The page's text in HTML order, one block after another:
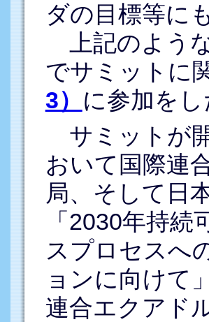
ダの目標等に
上記のよう
でサミットに
3） に参加を
サミットが
おいて国際連
局、そして日
「2030年持
スプロセスへ
ョンに向けて
連合エクアド